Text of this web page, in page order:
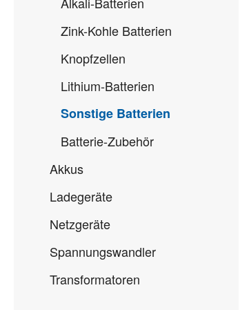
Zink-Kohle Batterien
Knopfzellen
Lithium-Batterien
Sonstige Batterien
Batterie-Zubehör
Akkus
Ladegeräte
Netzgeräte
Spannungswandler
Transformatoren